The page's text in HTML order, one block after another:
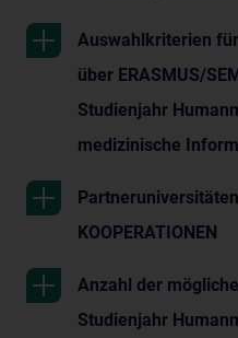
Auswahlkriterien
über ERASMUS/
Studienjahr
medizinische
KOOPERATIONEN
Anzahl der
Studienjahr